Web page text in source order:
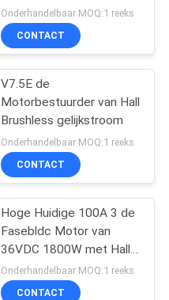
Onderhandelbaar MOQ:1 reeks
CONTACT
V7.5E de
Motorbestuurder van Hall
Brushless gelijkstroom
Onderhandelbaar MOQ:1 reeks
CONTACT
Hoge Huidige 100A 3 de
Fasebldc Motor van
36VDC 1800W met Hall
Sensors
Onderhandelbaar MOQ:1 reeks
CONTACT